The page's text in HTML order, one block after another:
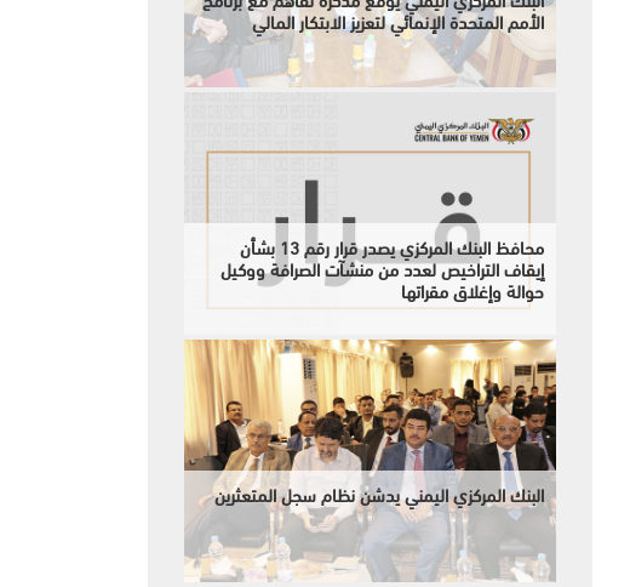
الأمم المتحدة الإنمائي لتعزيز الابتكار المالي
محافظ البنك المركزي يصدر قرار رقم 13 بشأن
إيقاف التراخيص لعدد من منشآت الصرافة ووكيل
حوالة وإغلاق مقراتها
البنك المركزي اليمني يدشن نظام سجل المتعثرين